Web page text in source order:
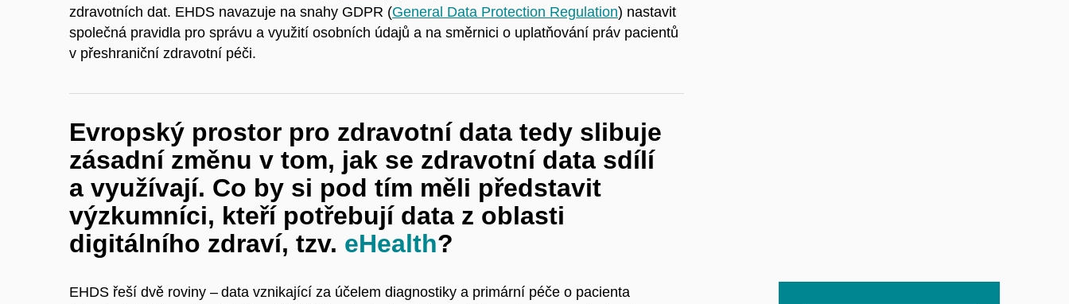
zdravotních dat. EHDS navazuje na snahy GDPR (General Data Protection Regulation) nastavit
společná pravidla pro správu a využití osobních údajů a na směrnici o uplatňování práv pacientů
v přeshraniční zdravotní péči.
Evropský prostor pro zdravotní data tedy slibuje
zásadní změnu v tom, jak se zdravotní data sdílí
a využívají. Co by si pod tím měli představit
výzkumníci, kteří potřebují data z oblasti
digitálního zdraví, tzv. eHealth?
EHDS řeší dvě roviny – data vznikající za účelem diagnostiky a primární péče o pacienta